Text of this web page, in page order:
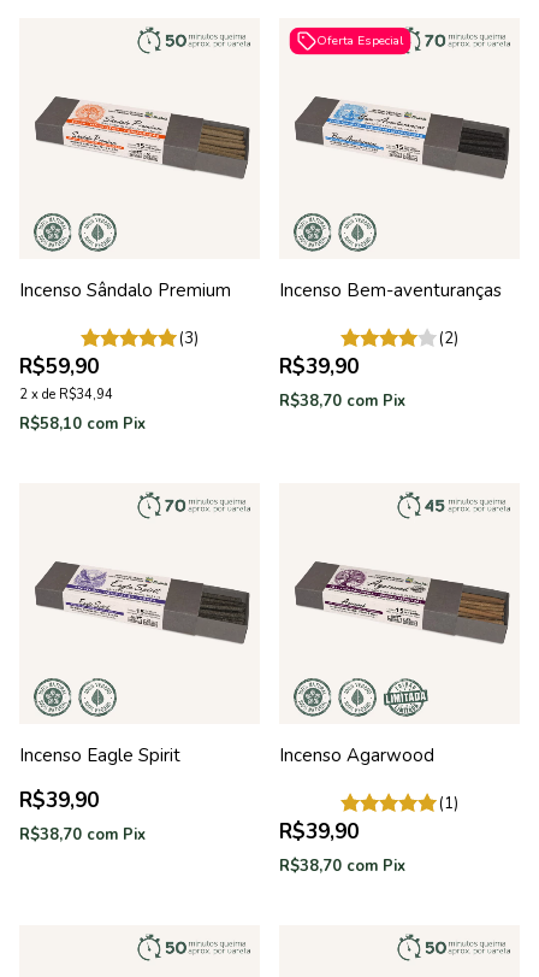
Incenso Sândalo Premium
(3)
R$59,90
2 x de R$34,94
R$58,10 com Pix
Oferta Especial
Incenso Bem-aventuranças
(2)
R$39,90
R$38,70 com Pix
Incenso Eagle Spirit
R$39,90
R$38,70 com Pix
Incenso Agarwood
(1)
R$39,90
R$38,70 com Pix